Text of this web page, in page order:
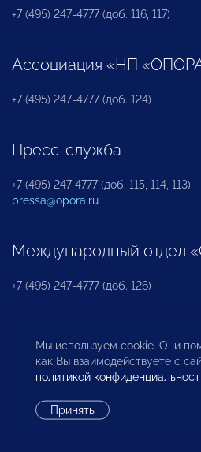
+7 (495) 247-4777 (доб. 116, 117)
Ассоциация «НП
+7 (495) 247-4777 (доб. 124)
Пресс-служба
+7 (495) 247 4777 (доб. 115, 114, 113)
pressa@opora.ru
Международный
+7 (495) 247-4777 (доб. 126)
Бюро по защите прав
инвесторов
Мы используем cookie. Они
как Вы взаимодействуете с
политикой
Принять